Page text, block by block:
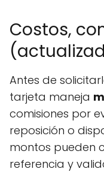
Costos,
Antes de
tarjeta maneja
comisiones por
reposición o
montos pueden
referencia y